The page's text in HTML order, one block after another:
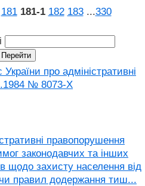
181 181‑1 182 183 ...330
про адміністративні
№ 8073-X
правопорушення
законодавчих та інших
щодо захисту населення від
правил додержання тиш...